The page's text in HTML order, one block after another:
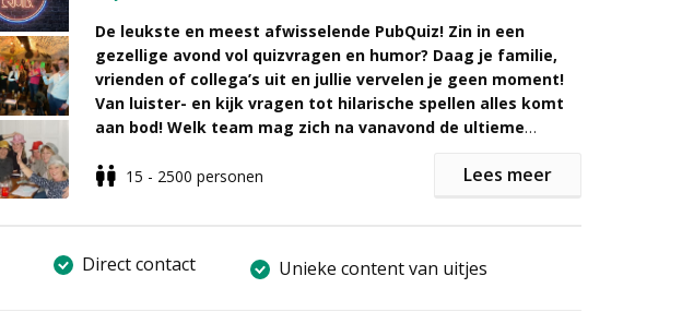
natuurlijk weer veilig)! Maar ben niet te haastig. Als je één van de
drie antwoorden fout hebt, kun je namelijk al niet meer winnen…
Vul voor meer informatie of een vrijblijvende offerte het
aanvraagformulier in!
De leukste en meest afwisselende PubQuiz! Zin in een
gezellige avond vol quizvragen en humor? Daag je familie,
vrienden of collega’s uit en jullie vervelen je geen moment!
Van luister- en kijk vragen tot hilarische spellen alles komt
aan bod! Welk team mag zich na vanavond de ultieme
quizmaster van Uitjes en Eten
15 - 2500 personen Lees meer
Direct contact Unieke content van uitjes